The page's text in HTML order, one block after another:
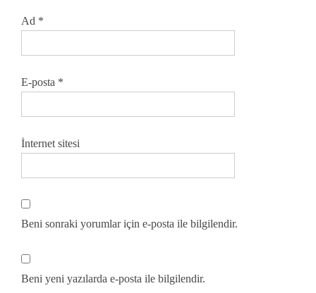
Ad *
E-posta *
İnternet sitesi
Beni sonraki yorumlar için e-posta ile bilgilendir.
Beni yeni yazılarda e-posta ile bilgilendir.